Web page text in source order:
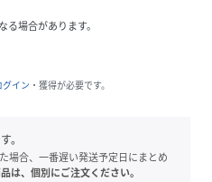
場合があります。
グイン ・獲得が必要です。
。
場合、一番遅い発送予定日にまとめ
は、個別にご注文ください。